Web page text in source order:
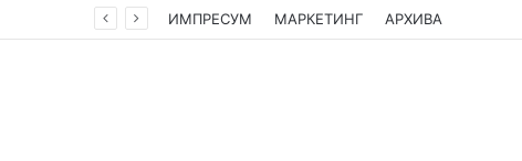
ИМПРЕСУМ МАРКЕТИНГ АРХИВА